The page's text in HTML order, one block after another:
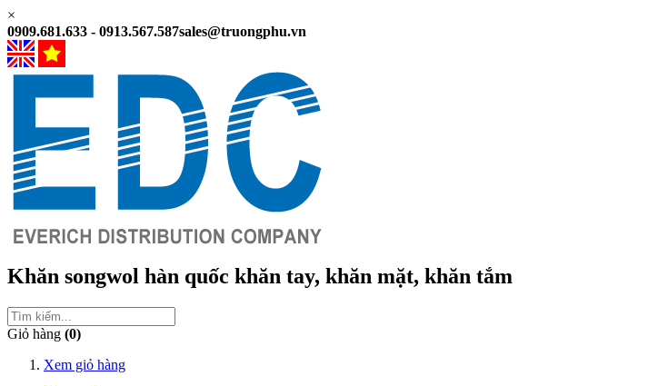
×
0909.681.633 - 0913.567.587sales@truongphu.vn
Khăn songwol hàn quốc khăn tay, khăn mặt, khăn tắm
Giỏ hàng (0)
Xem giỏ hàng